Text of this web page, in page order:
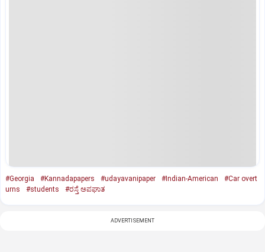
#Georgia #Kannadapapers #udayavanipaper #Indian-American
#Car overt
urns
#students #ರಸ್ತೆ ಅಪಘಾತ
ADVERTISEMENT